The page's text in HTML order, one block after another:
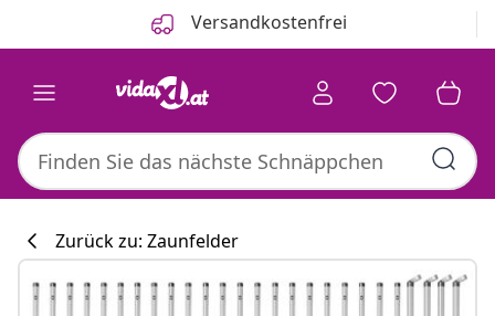
Versandkostenfrei
Zurück zu: Zaunfelder